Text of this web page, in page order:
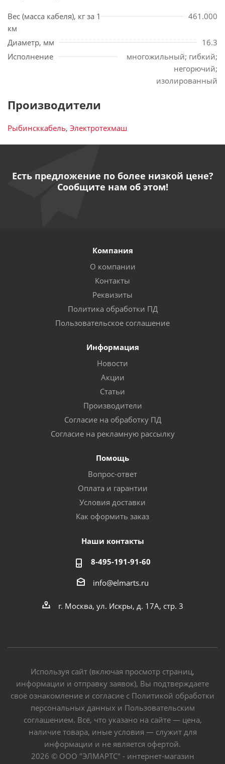
Вес (масса кабеля), кг за 1
км
461.000
Диаметр, мм
16.3
Исполнение
многожильный; гибкий;
негорючий;
изолированный
Производители
Рыбинсккабель, Электротехмаш
Есть предложение по более низкой цене?
Сообщите нам об этом!
Компания
О компании
Контакты
Реквизиты
Политика обработки ПД
Пользовательское соглашение
Информация
Новости
Акции
Статьи
Производители
Согласие на обработку ПД
Согласие на рекламную рассылку
Помощь
Вопрос-ответ
Оплата и гарантии
Условия доставки
Как оформить заказ
Наши контакты
8-495-191-91-60
info@elmarts.ru
г. Москва, ул. Искры, д. 17А, стр. 3
Используя сайт (включая просмотр страниц,
информации и отправку заявок), Вы подтверждаете
своё ознакомление и согласие с Политикой обработки
персональных данных и Пользовательским
соглашением. Всё, что указано на сайте — цена,
наличие товара, иные условия — служит для
информации и не является офертой.
2026 © ООО "ЭЛМАРТС" - интернет-магазин